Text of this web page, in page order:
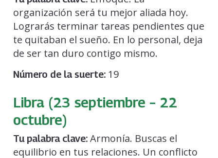
organización será tu mejor aliada hoy.
Lograrás terminar tareas pendientes que
te quitaban el sueño. En lo personal, deja
de ser tan duro contigo mismo.
Número de la suerte:19
Libra (23 septiembre – 22
octubre)
Tu palabra clave:Armonía. Buscas el
equilibrio en tus relaciones. Un conflicto